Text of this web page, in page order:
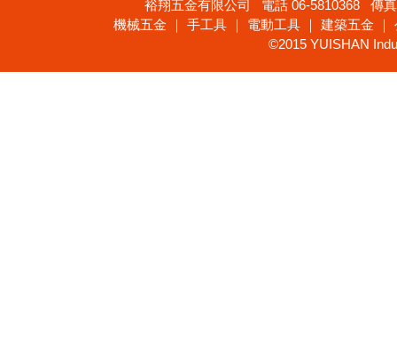
裕翔五金有限公司 電話 06-5810368 傳
機械五金 ｜ 手工具 ｜ 電動工具 ｜ 建築五金
©2015 YUISHAN